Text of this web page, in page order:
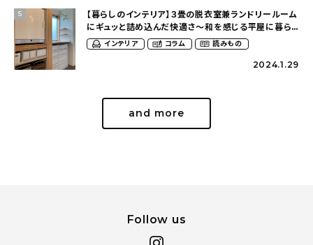
5
【暮らしのインテリア】３畳の脱衣室兼ランドリールーム
にギュッと詰め込んだ快適さ〜和を感じる平屋に暮ら
す（heco_homeさん）
インテリア コラム 読みもの
2024.1.29
and more
Follow us